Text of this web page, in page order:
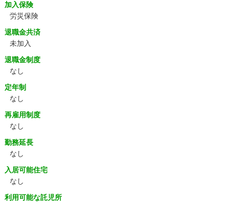
加入保険
労災保険
退職金共済
未加入
退職金制度
なし
定年制
なし
再雇用制度
なし
勤務延長
なし
入居可能住宅
なし
利用可能な託児所